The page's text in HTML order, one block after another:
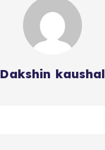
Dakshin kaushal